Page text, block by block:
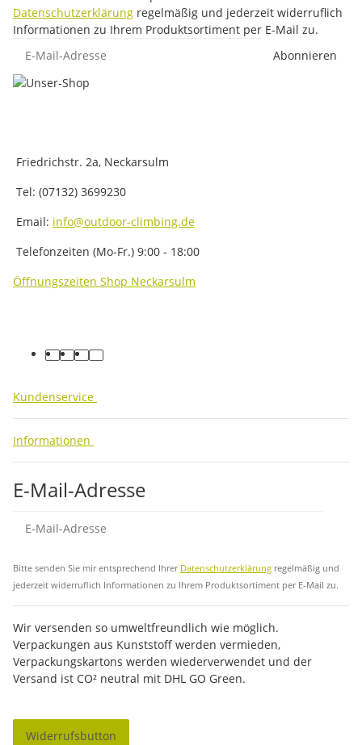
Datenschutzerklärung regelmäßig und jederzeit widerruflich
Informationen zu Ihrem Produktsortiment per E-Mail zu.
Abonnieren
Friedrichstr. 2a, Neckarsulm
Tel: (07132) 3699230
Email: info@outdoor-climbing.de
Telefonzeiten (Mo-Fr.) 9:00 - 18:00
Öffnungszeiten Shop Neckarsulm
facebook
youtube
instagram
tiktok
Kundenservice
Informationen
E-Mail-Adresse
Bitte senden Sie mir entsprechend Ihrer Datenschutzerklärung regelmäßig und
jederzeit widerruflich Informationen zu Ihrem Produktsortiment per E-Mail zu.
Wir versenden so umweltfreundlich wie möglich.
Verpackungen aus Kunststoff werden vermieden,
Verpackungskartons werden wiederverwendet und der
Versand ist CO² neutral mit DHL GO Green.
Widerrufsbutton